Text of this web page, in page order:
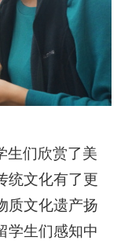
生们欣赏了美
统文化有了更
质文化遗产扬
学生们感知中